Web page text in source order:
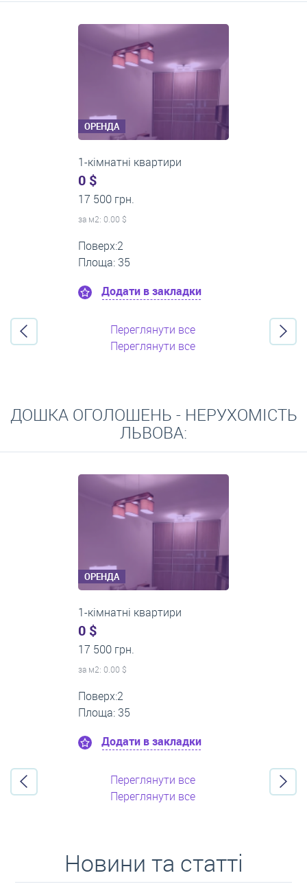
кімнат
ОРЕНДА
1-кімнатні квартири
0 $
22 500 грн.
за м2: 0.00 $
Поверх:12
Площа: 60
Додати в закладки
Переглянути все
Переглянути все
ДОШКА ОГОЛОШЕНЬ - НЕРУХОМІСТЬ
ЛЬВОВА:
ОРЕНДА
3-кімнатні квартири
500 $
0 грн.
за м2: 8.33 $
Поверх:3
Площа: 60
Додати в закладки
Переглянути все
Переглянути все
Новини та статті